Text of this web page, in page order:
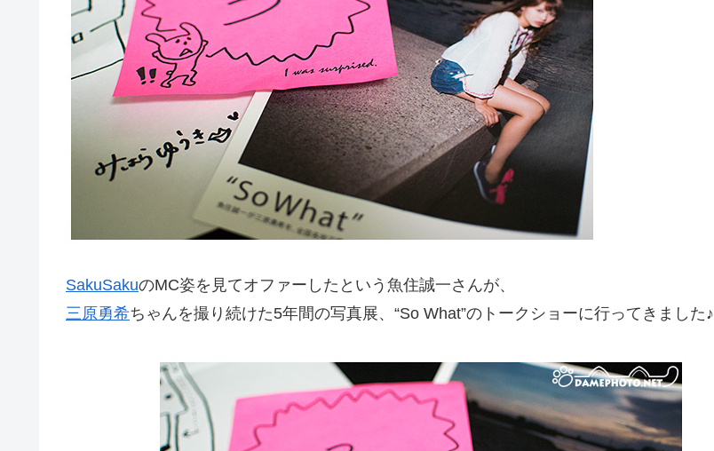
SakuSakuのMC姿を見てオファーしたという魚住誠一さんが、
三原勇希ちゃんを撮り続けた5年間の写真展、“So What”のトークショーに行ってきました♪